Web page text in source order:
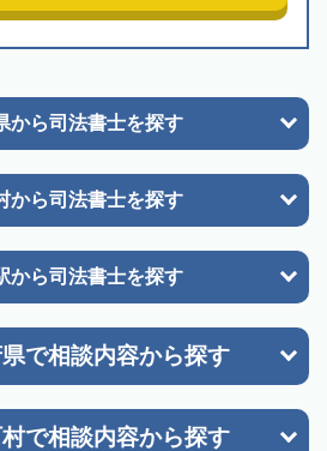
から司法書士を探す
から司法書士を探す
から司法書士を探す
で相談内容から探す
で相談内容から探す